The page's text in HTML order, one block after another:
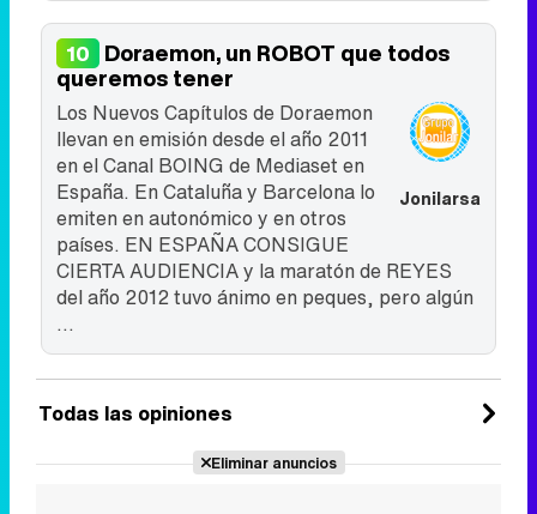
10 Doraemon, un ROBOT que todos
queremos tener
Jonilarsa
Los Nuevos Capítulos de Doraemon
llevan en emisión desde el año 2011
en el Canal BOING de Mediaset en
España. En Cataluña y Barcelona lo
emiten en autonómico y en otros
países. EN ESPAÑA CONSIGUE
CIERTA AUDIENCIA y la maratón de REYES
del año 2012 tuvo ánimo en peques, pero algún
...
Todas las opiniones
Eliminar anuncios